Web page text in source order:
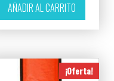
AÑADIR AL CARRITO
¡Oferta!